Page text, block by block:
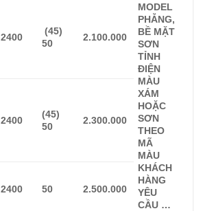
2400
(45)
50
2.100.000
MODEL
PHẴNG,
BỀ MẶT
SƠN
TỈNH
ĐIỆN
MÀU
XÁM
HOẶC
SƠN
THEO
MÃ
MÀU
KHÁCH
HÀNG
YÊU
CẦU …
2400
(45)
50
2.300.000
2400 50 2.500.000